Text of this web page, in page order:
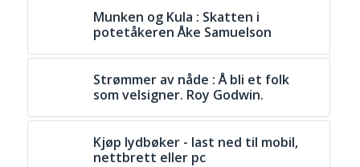
Munken og Kula : Skatten i
potetåkeren Åke Samuelson
Strømmer av nåde : Å bli et folk
som velsigner. Roy Godwin.
Kjøp lydbøker - last ned til mobil,
nettbrett eller pc